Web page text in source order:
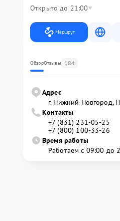
Открыто до 21:00
Маршрут
ОбзорОтзывы 184
Адрес
г. Нижний Новгород,
Контакты
+7 (831) 231-05-25
+7 (800) 100-33-26
Время работы
Работаем с 09:00 до